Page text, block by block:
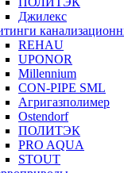
Джилекс
REHAU
UPONOR
Millennium
CON-PIPE SML
Агригазполимер
Ostendorf
ПОЛИТЭК
PRO AQUA
STOUT